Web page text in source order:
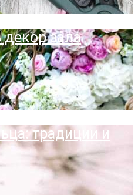
декор зала
традиции и